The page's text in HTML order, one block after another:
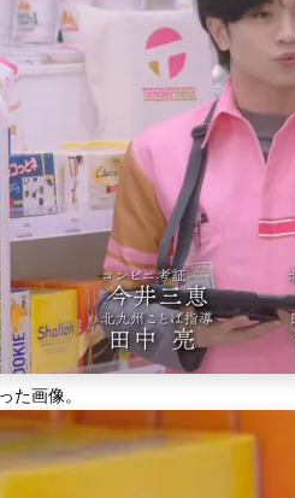
た画像。